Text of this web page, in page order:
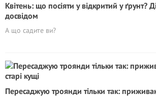
Квітень: що посіяти у відкритий у ґрунт?
досвідом
А що садите ви?
Пересаджую троянди тільки так: